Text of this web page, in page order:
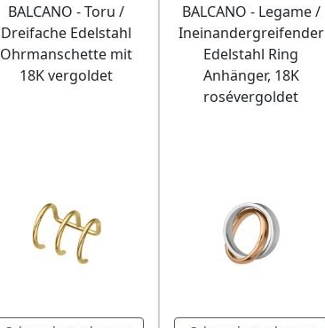
BALCANO - Toru /
Dreifache Edelstahl
Ohrmanschette mit
18K vergoldet
BALCANO - Legame /
Ineinandergreifender
Edelstahl Ring
Anhänger, 18K
rosévergoldet